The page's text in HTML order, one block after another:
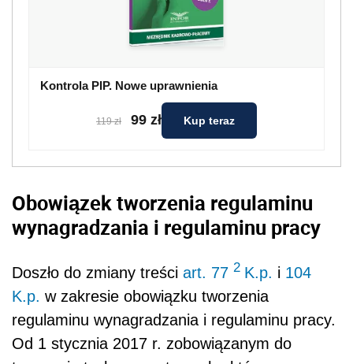
Kontrola PIP. Nowe uprawnienia
119 zł 99 zł Kup teraz
Obowiązek tworzenia regulaminu
wynagradzania i regulaminu pracy
Doszło do zmiany treści art. 77 2 K.p. i 104
K.p. w zakresie obowiązku tworzenia
regulaminu wynagradzania i regulaminu pracy.
Od 1 stycznia 2017 r. zobowiązanym do